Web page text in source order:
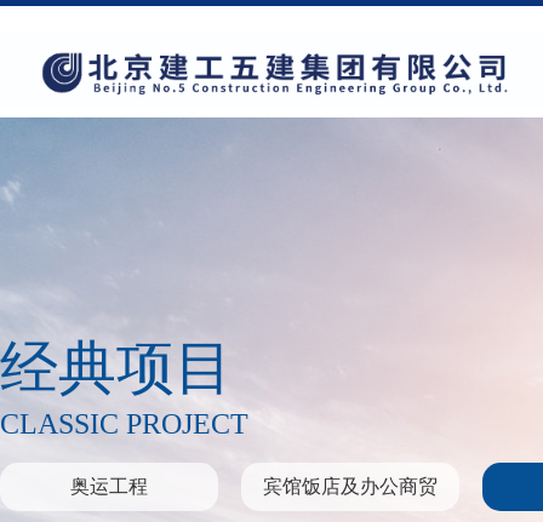
经典项目
CLASSIC PROJECT
奥运工程 宾馆饭店及办公商贸